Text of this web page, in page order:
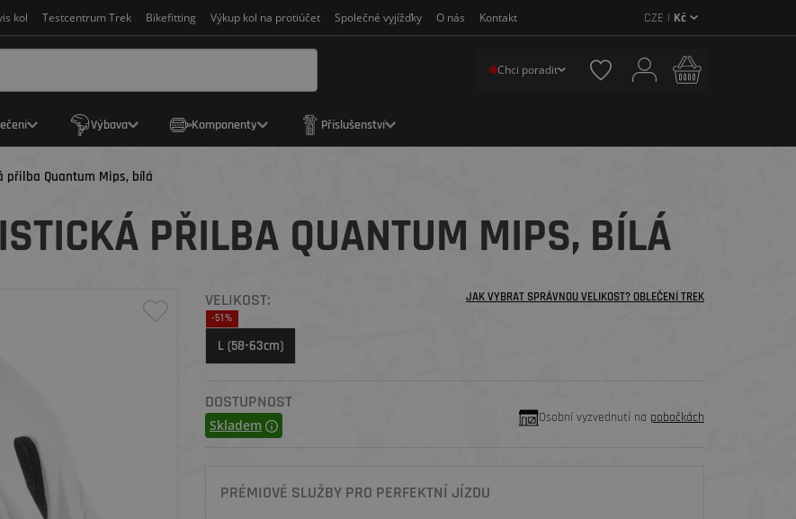
kol Testcentrum Trek Bikefitting Výkup kol na protiúčet Společné vyjížďky O nás Kontakt CZE | Kč
Chci poradit
Výbava Komponenty Příslušenství
přilba Quantum Mips, bílá
PŘILBA QUANTUM MIPS, BÍLÁ
VELIKOST: JAK VYBRAT SPRÁVNOU VELIKOST? OBLEČENÍ TREK
-51%
L (58-63cm)
DOSTUPNOST
Skladem Osobní vyzvednutí na pobočkách
PRÉMIOVÉ SLUŽBY PRO PERFEKTNÍ JÍZDU